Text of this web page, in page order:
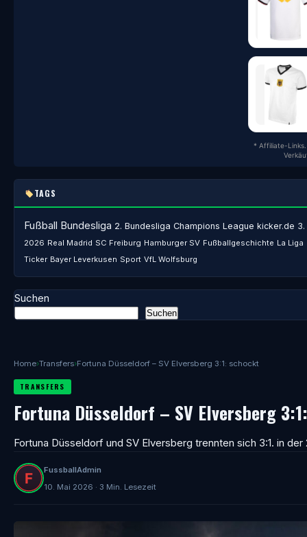
Home›Transfers›Fortuna Düsseldorf – SV Elversberg 3:1: schockt
TRANSFERS
Fortuna Düsseldorf – SV Elversberg
Fortuna Düsseldorf und SV Elversberg trennten sich 3:1. in
FussballAdmin
10. Mai 2026 · 3 Min. Lesezeit
* Affiliate-
TAGS
Fußball Bundesliga 2. Bundesliga Champions League kicker.de 3.
2026 Real Madrid SC Freiburg Hamburger SV Fußballgeschichte La Liga
Ticker Bayer Leverkusen Sport VfL Wolfsburg
Suchen
Suchen